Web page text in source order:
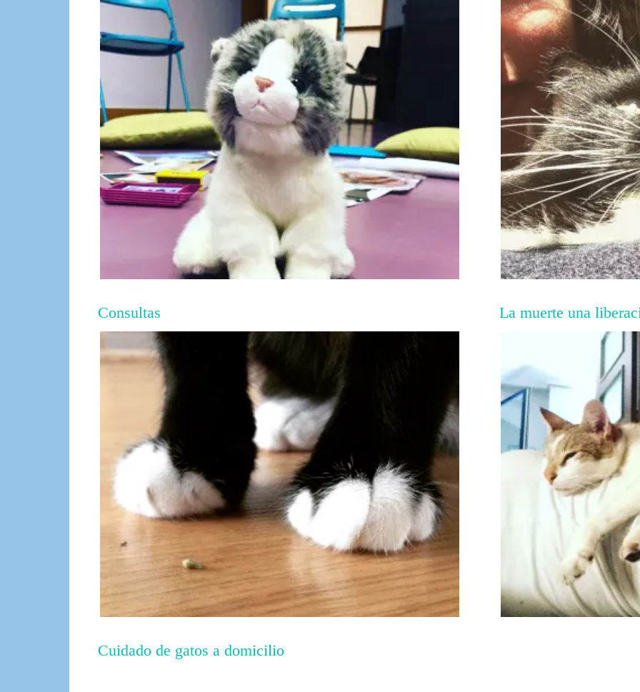
Compartir con vosotras la
trabajo, acompañaros a...
Consultas
Te puedo ayudar a entender mejor
(más info)
La muerte una
Cuidado de gatos a domicilio